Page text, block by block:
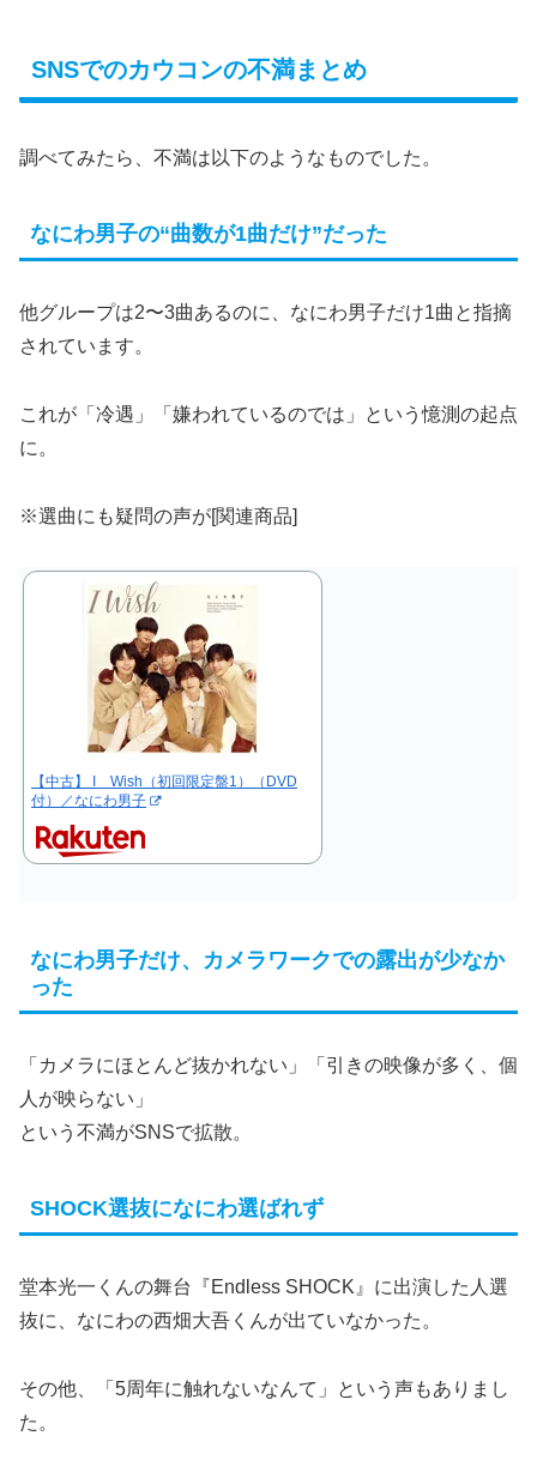
SNSでのカウコンの不満まとめ
調べてみたら、不満は以下のようなものでした。
なにわ男子の“曲数が1曲だけ”だった
他グループは2〜3曲あるのに、なにわ男子だけ1曲と指摘
されています。
これが「冷遇」「嫌われているのでは」という憶測の起点
に。
※選曲にも疑問の声が[関連商品]
【中古】 I Wish（初回限定盤1）（DVD
付）／なにわ男子
なにわ男子だけ、カメラワークでの露出が少なか
った
「カメラにほとんど抜かれない」「引きの映像が多く、個
人が映らない」
という不満がSNSで拡散。
SHOCK選抜になにわ選ばれず
堂本光一くんの舞台『Endless SHOCK』に出演した人選
抜に、なにわの西畑大吾くんが出ていなかった。
その他、「5周年に触れないなんて」という声もありまし
た。